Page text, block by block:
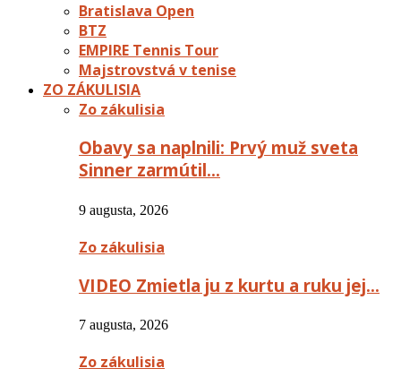
Bratislava Open
BTZ
EMPIRE Tennis Tour
Majstrovstvá v tenise
ZO ZÁKULISIA
Zo zákulisia
Obavy sa naplnili: Prvý muž sveta
Sinner zarmútil…
9 augusta, 2026
Zo zákulisia
VIDEO Zmietla ju z kurtu a ruku jej…
7 augusta, 2026
Zo zákulisia